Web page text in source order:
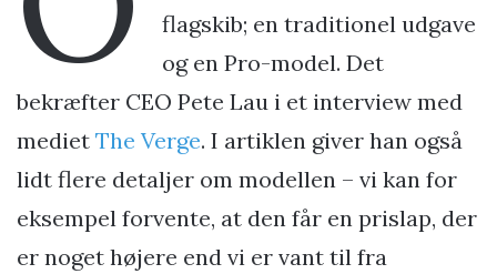
flagskib; en traditionel udgave
og en Pro-model. Det
bekræfter CEO Pete Lau i et interview med
mediet The Verge. I artiklen giver han også
lidt flere detaljer om modellen – vi kan for
eksempel forvente, at den får en prislap, der
er noget højere end vi er vant til fra